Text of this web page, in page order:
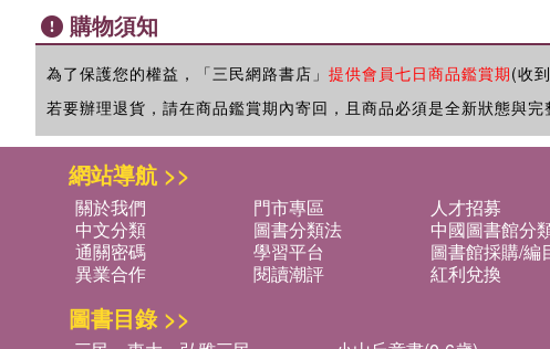
購物須知
為了保護您的權益，「三民網路書店」 提供會員七日商品鑑賞期(收
若要辦理退貨，請在商品鑑賞期內寄回，且商品必須是全新狀態與
網站導航 >>
關於我們 門市專區 人才招募
中文分類
圖書分類法 中國圖書館分
通關密碼
學習平台 圖書館採購/編
異業合作
閱讀潮評 紅利兌換
圖書目錄 >>